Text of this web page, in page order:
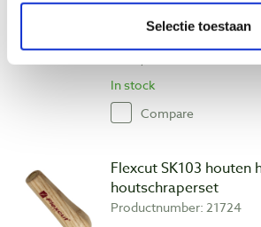
Selectie toestaan
Productnumber: 25931
In stock
Compare
Flexcut SK103 houten
houtschraperset
Productnumber: 21724